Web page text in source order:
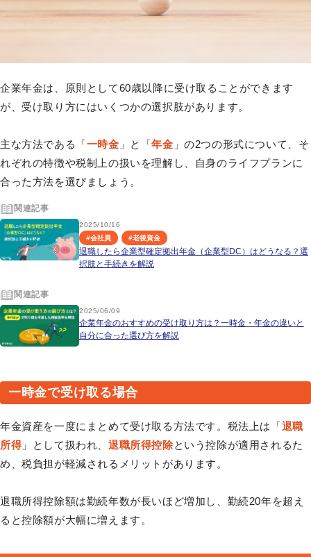
企業年金は、原則として60歳以降に受け取ることができます
が、受け取り方にはいくつかの選択肢があります。
主な方法である「一時金 」と「年金 」の2つの形式について、そ
れぞれの特徴や税制上の扱いを理解し、自身のライフプランに
合った方法を選びましょう。
関連記事
2025/10/16
#会社員 #老後資金
退職したら企業型確定拠出年金（企業型DC）はどうなる？選
択肢と手続きを解説
関連記事
2025/06/09
企業年金のおすすめの受け取り方は？一時金・年金の違いと
自分に合った選び方を解説
一時金で受け取る場合
年金資産を一度にまとめて受け取る方法です。税法上は「退職
所得」として扱われ、退職所得控除という控除が適用されるた
め、税負担が軽減されるメリットがあります。
退職所得控除額は勤続年数が長いほど増加し、勤続20年を超え
ると控除額が大幅に増えます。